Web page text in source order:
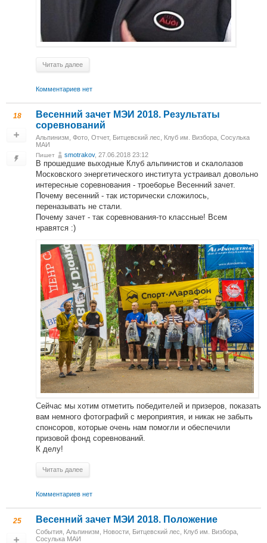
Читать далее
Комментариев нет
18
Весенний зачет МЭИ 2018. Результаты
соревнований
Альпинизм Фото Отчет, Битцевский лес, Клуб им. Визбора, Сосулька
МАИ
Пишет smotrakov, 27.06.2018 23:12
В прошедшие выходные Клуб альпинистов и скалолазов
Московского энергетического института устраивал довольно
интересные соревнования - троеборье Весенний зачет.
Почему весенний - так исторически сложилось,
переназывать не стали.
Почему зачет - так соревнования-то классные! Всем
нравятся :)
Сейчас мы хотим отметить победителей и призеров, показать
вам немного фотографий с мероприятия, и никак не забыть
спонсоров, которые очень нам помогли и обеспечили
призовой фонд соревнований.
К делу!
Читать далее
Комментариев нет
25 Весенний зачет МЭИ 2018. Положение
События Альпинизм Новости Битцевский лес, Клуб им. Визбора,
Сосулька МАИ